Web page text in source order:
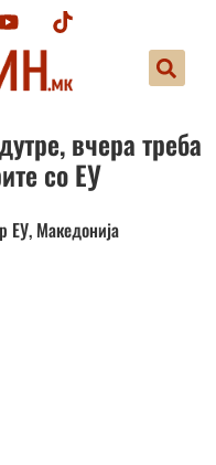
вчера треба
со ЕУ
ЕУ, Македонија